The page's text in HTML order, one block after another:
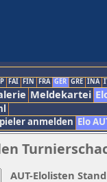
FAI FIN FRA GER GRE INA
Meldekartei
anmelden Elo
AUT-Elolisten